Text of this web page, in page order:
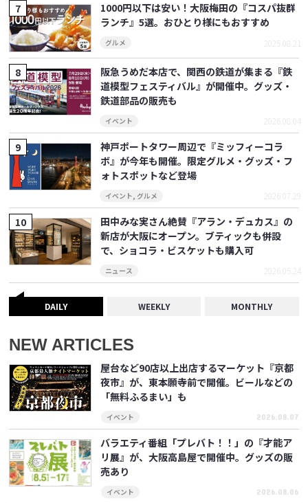
1000円以下は安い！大阪梅田の『コスパ抜群
ランチ』5選。おひとり様にもおすすめ
グルメ 2025.08.21
阪急うめだ本店で、関西の鉄道が集まる『鉄
道模型フェスティバル』が開催中。グッズ・
鉄道部品の販売も
イベント 2026.08.04
神戸ポートタワー周辺で『ミッフィーコラ
ボ』が今年も開催。限定グルメ・グッズ・フ
ォトスポットなど登場
イベント グルメ 2026.07.29
田中みな実さん絶賛『アラン・デュカス』の
新店が大阪にオープン。ブティックも併設
で、ショコラ・ビスケットも購入可
ニュース 2026.05.24
DAILY WEEKLY MONTHLY
NEW ARTICLES
屋台など90店以上出店するマーケット『京都
夜市』が、東本願寺前で開催。ビールなどの
「無料ふるまい」も
イベント 2026.08.07
バラエティ番組「プレバト！！」の『才能ア
リ展』が、大阪高島屋で開催中。グッズの販
売あり
イベント 2026.08.06